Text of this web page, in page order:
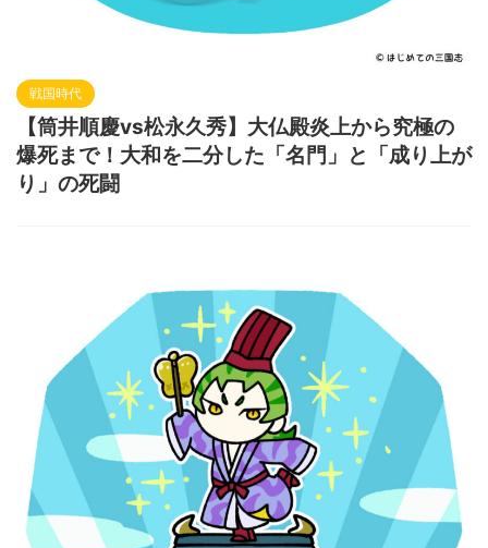
戦国時代
【筒井順慶vs松永久秀】大仏殿炎上から究極の
爆死まで！大和を二分した「名門」と「成り上が
り」の死闘